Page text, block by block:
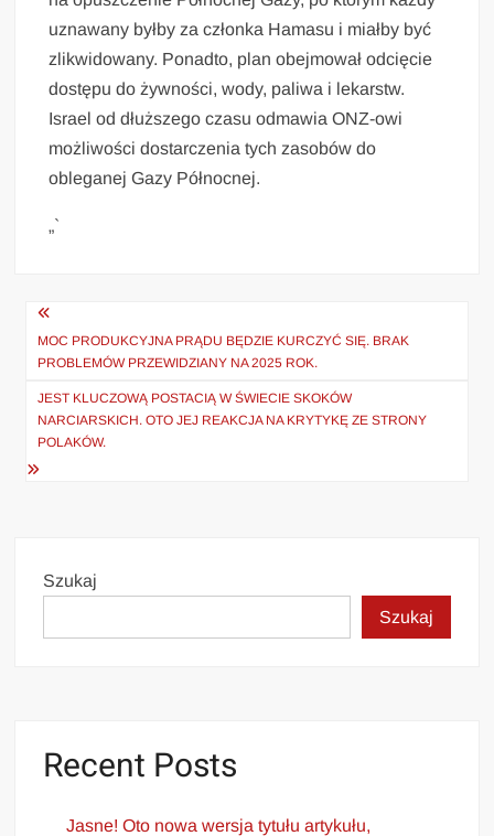
uznawany byłby za członka Hamasu i miałby być
zlikwidowany. Ponadto, plan obejmował odcięcie
dostępu do żywności, wody, paliwa i lekarstw.
Israel od dłuższego czasu odmawia ONZ-owi
możliwości dostarczenia tych zasobów do
obleganej Gazy Północnej.
„`
Nawigacja
wpisu
MOC PRODUKCYJNA PRĄDU BĘDZIE KURCZYĆ SIĘ. BRAK
PROBLEMÓW PRZEWIDZIANY NA 2025 ROK.
JEST KLUCZOWĄ POSTACIĄ W ŚWIECIE SKOKÓW
NARCIARSKICH. OTO JEJ REAKCJA NA KRYTYKĘ ZE STRONY
POLAKÓW.
Szukaj
Szukaj
Recent Posts
Jasne! Oto nowa wersja tytułu artykułu,